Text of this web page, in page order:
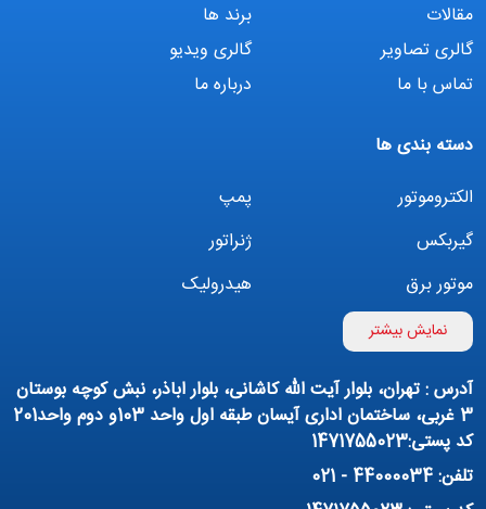
مقالات
برند ها
گالری تصاویر
گالری ویدیو
تماس با ما
درباره ما
دسته بندی ها
الکتروموتور
پمپ
گیربکس
ژنراتور
موتور برق
هیدرولیک
اینورتر
تهویه مطبوع
پمپ هواده
پمپ وکیوم
فیلتراسیون و تصفیه
منبع آب (تانکر آب)
نمایش بیشتر
آدرس : تهران، بلوار آیت الله کاشانی، بلوار اباذر، نبش کوچه بوستان
3 غربی، ساختمان اداری آیسان طبقه اول واحد 103و دوم واحد201
کد پستی:1471755023
تلفن: 44000034 - 021